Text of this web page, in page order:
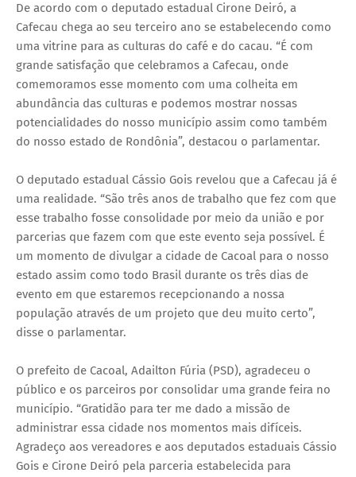
De acordo com o deputado estadual Cirone Deiró, a
Cafecau chega ao seu terceiro ano se estabelecendo como
uma vitrine para as culturas do café e do cacau. “É com
grande satisfação que celebramos a Cafecau, onde
comemoramos esse momento com uma colheita em
abundância das culturas e podemos mostrar nossas
potencialidades do nosso município assim como também
do nosso estado de Rondônia”, destacou o parlamentar.
O deputado estadual Cássio Gois revelou que a Cafecau já é
uma realidade. “São três anos de trabalho que fez com que
esse trabalho fosse consolidade por meio da união e por
parcerias que fazem com que este evento seja possível. É
um momento de divulgar a cidade de Cacoal para o nosso
estado assim como todo Brasil durante os três dias de
evento em que estaremos recepcionando a nossa
população através de um projeto que deu muito certo”,
disse o parlamentar.
O prefeito de Cacoal, Adailton Fúria (PSD), agradeceu o
público e os parceiros por consolidar uma grande feira no
município. “Gratidão para ter me dado a missão de
administrar essa cidade nos momentos mais difíceis.
Agradeço aos vereadores e aos deputados estaduais Cássio
Gois e Cirone Deiró pela parceria estabelecida para